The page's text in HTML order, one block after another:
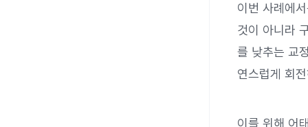
이번 사례에
것이 아니라
를 낮추는 교
연스럽게 회
이를 위해 어